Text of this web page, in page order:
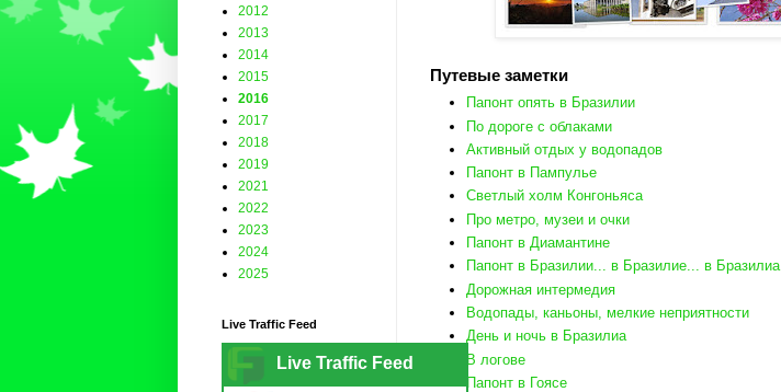
Путевые заметки
Папонт опять в Бразилии
По дороге с облаками
Активный отдых у водопадов
Папонт в Пампулье
Светлый холм Конгоньяса
Про метро, музеи и очки
Папонт в Диамантине
Папонт в Бразилии... в Бразилие... в Бразилиа
Дорожная интермедия
Водопады, каньоны, мелкие неприятности
День и ночь в Бразилиа
В логове
Папонт в Гоясе
2012
2013
2014
2015
2016
2017
2018
2019
2021
2022
2023
2024
2025
Live Traffic Feed
Live Traffic Feed